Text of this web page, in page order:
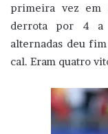
primeira vez em
derrota por 4 a
alternadas deu
cal. Eram quatro